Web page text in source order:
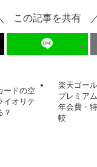
この記事を共有
ードの空
イオリテ
？
楽天ゴー
プレミア
年会費・
較